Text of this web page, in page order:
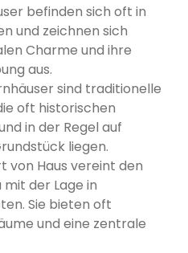
befinden sich oft in
und zeichnen sich
Charme und ihre
aus.
sind traditionelle
oft historischen
in der Regel auf
liegen.
von Haus vereint den
der Lage in
Sie bieten oft
und eine zentrale